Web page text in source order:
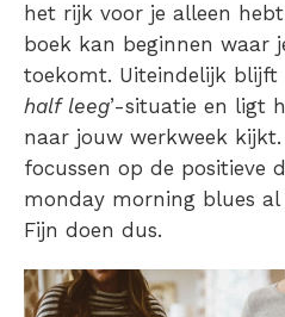
het rijk voor je alleen
boek kan beginnen waar
toekomt. Uiteindelijk blijft
half leeg’-situatie en ligt
naar jouw werkweek
focussen op de positieve
monday morning blues
Fijn doen dus.